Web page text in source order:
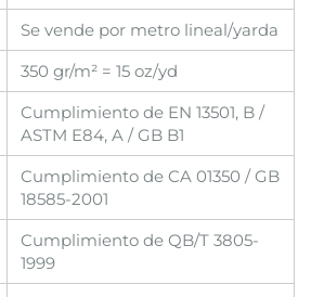
Se vende por metro lineal/yarda
350 gr/m² = 15 oz/yd
Cumplimiento de EN 13501, B /
ASTM E84, A / GB B1
Cumplimiento de CA 01350 / GB
18585-2001
Cumplimiento de QB/T 3805-
1999